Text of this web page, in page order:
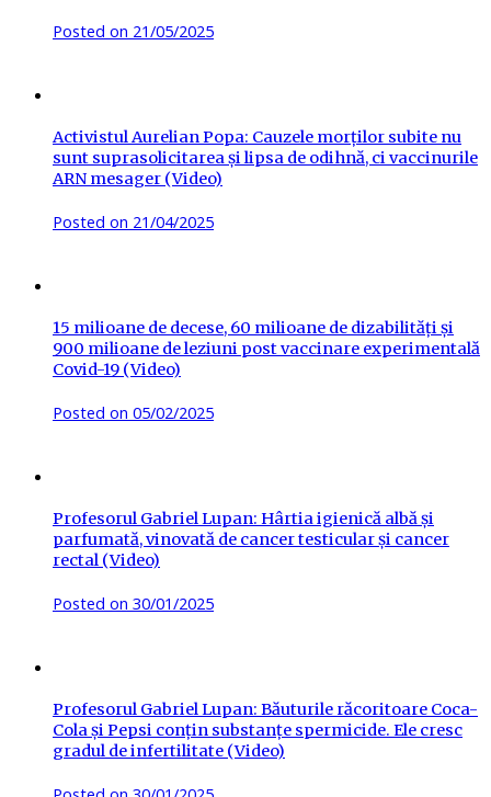
Posted on 21/05/2025
Activistul Aurelian Popa: Cauzele morților subite nu
sunt suprasolicitarea și lipsa de odihnă, ci vaccinurile
ARN mesager (Video)
Posted on 21/04/2025
15 milioane de decese, 60 milioane de dizabilități și
900 milioane de leziuni post vaccinare experimentală
Covid-19 (Video)
Posted on 05/02/2025
Profesorul Gabriel Lupan: Hârtia igienică albă și
parfumată, vinovată de cancer testicular și cancer
rectal (Video)
Posted on 30/01/2025
Profesorul Gabriel Lupan: Băuturile răcoritoare Coca-
Cola și Pepsi conțin substanțe spermicide. Ele cresc
gradul de infertilitate (Video)